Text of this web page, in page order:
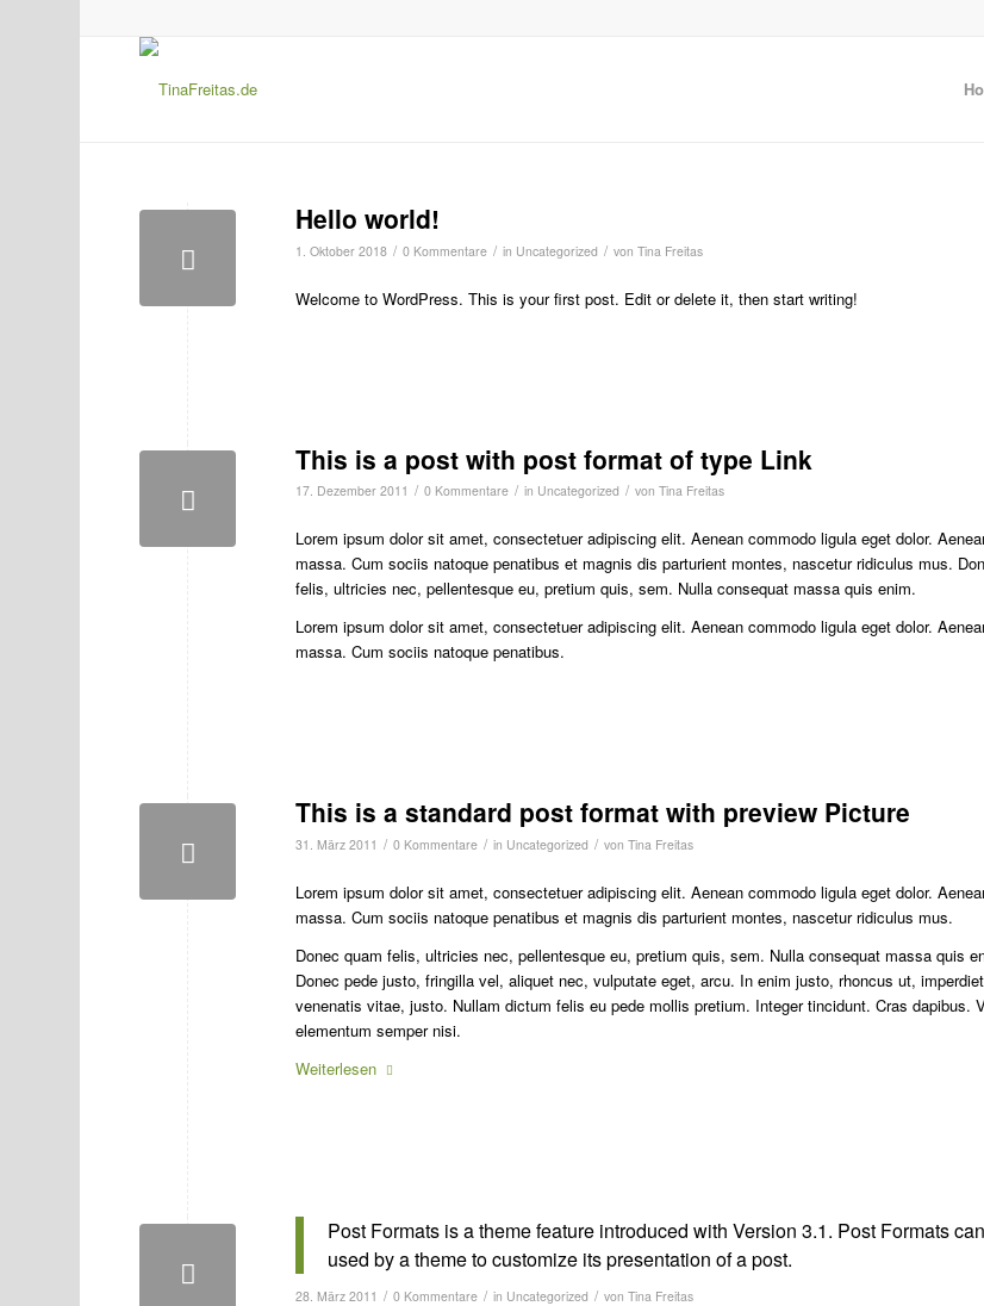
Hello world!
1. Oktober 2018 / 0 Kommentare / in Uncategorized / vonTina Freitas
Welcome to WordPress. This is your first post. Edit or delete it, then start writing!
This is a post with post format of type Link
17. Dezember 2011 / 0 Kommentare / in Uncategorized / vonTina Freitas
Lorem ipsum dolor sit amet, consectetuer adipiscing elit. Aenean commodo ligula eget dolor.
massa. Cum sociis natoque penatibus et magnis dis parturient montes, nascetur ridiculus mus.
felis, ultricies nec, pellentesque eu, pretium quis, sem. Nulla consequat massa quis enim.
Lorem ipsum dolor sit amet, consectetuer adipiscing elit. Aenean commodo ligula eget dolor.
massa. Cum sociis natoque penatibus.
This is a standard post format with preview Picture
31. März 2011 / 0 Kommentare / in Uncategorized / vonTina Freitas
Lorem ipsum dolor sit amet, consectetuer adipiscing elit. Aenean commodo ligula eget dolor.
massa. Cum sociis natoque penatibus et magnis dis parturient montes, nascetur ridiculus mus.
Donec quam felis, ultricies nec, pellentesque eu, pretium quis, sem. Nulla consequat massa quis
Donec pede justo, fringilla vel, aliquet nec, vulputate eget, arcu. In enim justo, rhoncus ut,
venenatis vitae, justo. Nullam dictum felis eu pede mollis pretium. Integer tincidunt. Cras dapibus.
elementum semper nisi.
Weiterlesen
Post Formats is a theme feature introduced with Version 3.1. Post Formats
used by a theme to customize its presentation of a post.
28. März 2011 / 0 Kommentare / in Uncategorized / vonTina Freitas